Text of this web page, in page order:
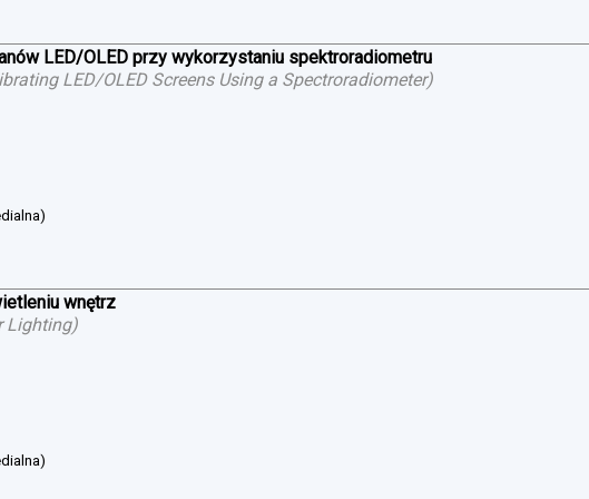
LED/OLED przy wykorzystaniu spektroradiometru
LED/OLED Screens Using a Spectroradiometer)
wnętrz
Lighting)